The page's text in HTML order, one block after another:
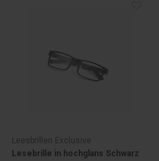
Leesbrillen Exclusive
Lesebrille in hochglans Schwarz